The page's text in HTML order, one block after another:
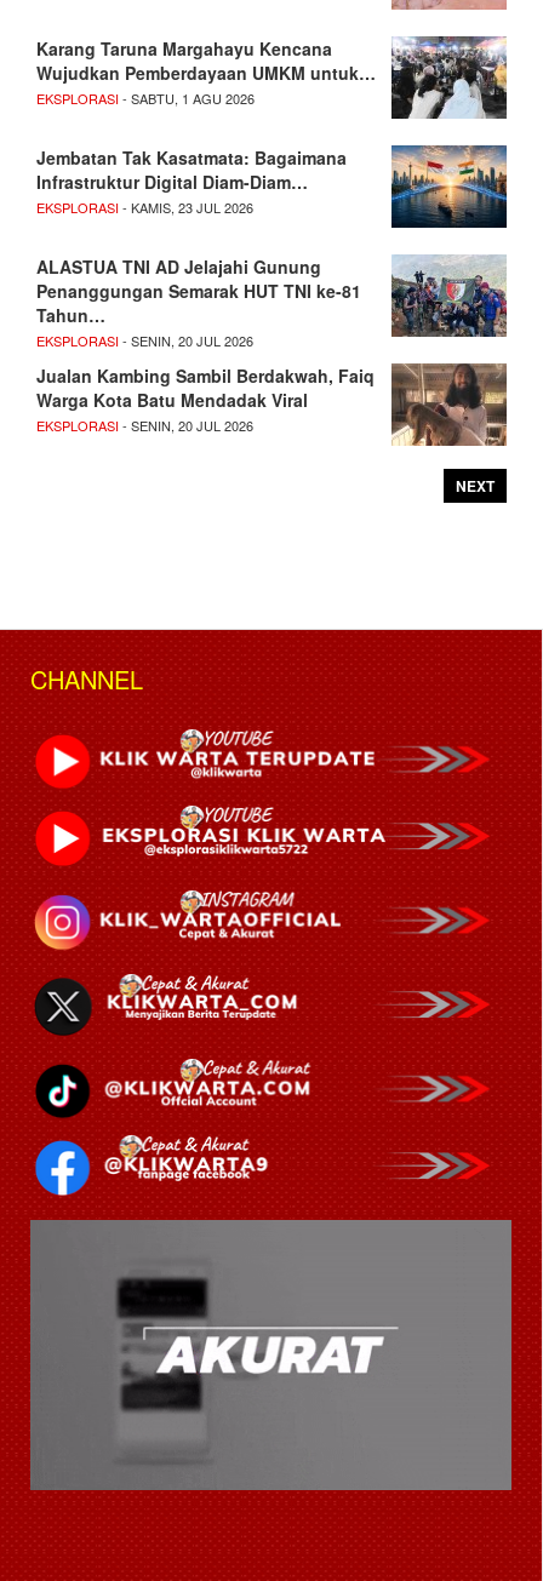
Karang Taruna Margahayu Kencana
Wujudkan Pemberdayaan UMKM untuk…
EKSPLORASI- SABTU, 1 AGU 2026
Jembatan Tak Kasatmata: Bagaimana
Infrastruktur Digital Diam-Diam…
EKSPLORASI- KAMIS, 23 JUL 2026
ALASTUA TNI AD Jelajahi Gunung
Penanggungan Semarak HUT TNI ke-81
Tahun…
EKSPLORASI- SENIN, 20 JUL 2026
Jualan Kambing Sambil Berdakwah, Faiq
Warga Kota Batu Mendadak Viral
EKSPLORASI- SENIN, 20 JUL 2026
NEXT
CHANNEL